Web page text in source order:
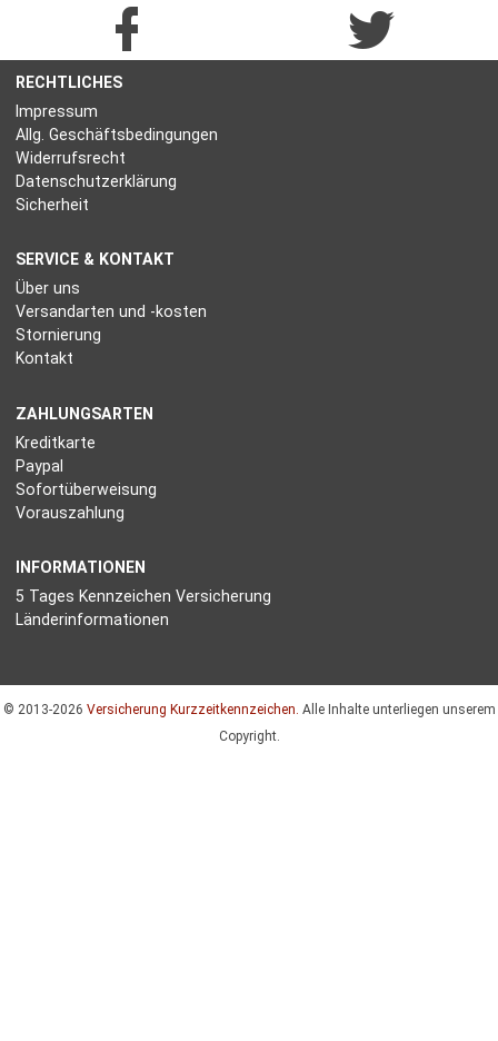
RECHTLICHES
Impressum
Allg. Geschäftsbedingungen
Widerrufsrecht
Datenschutzerklärung
Sicherheit
SERVICE & KONTAKT
Über uns
Versandarten und -kosten
Stornierung
Kontakt
ZAHLUNGSARTEN
Kreditkarte
Paypal
Sofortüberweisung
Vorauszahlung
INFORMATIONEN
5 Tages Kennzeichen Versicherung
Länderinformationen
© 2013-2026 Versicherung Kurzzeitkennzeichen. Alle Inhalte unterliegen unserem
Copyright.